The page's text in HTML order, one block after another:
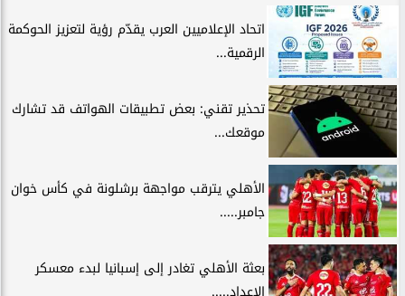
اتحاد الإعلاميين العرب يقدّم رؤية لتعزيز الحوكمة
الرقمية...
تحذير تقني: بعض تطبيقات الهواتف قد تشارك
موقعك...
الأهلي يترقب مواجهة برشلونة في كأس خوان
جامبر.....
بعثة الأهلي تغادر إلى إسبانيا لبدء معسكر